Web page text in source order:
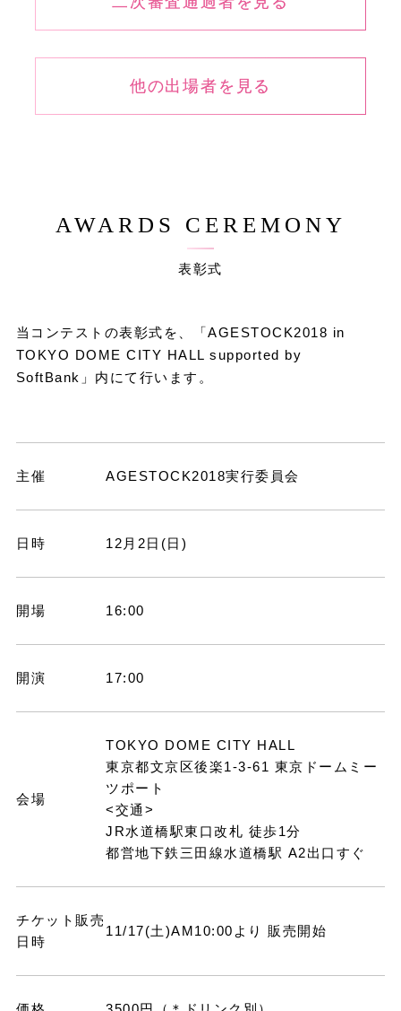
他の出場者を見る
AWARDS CEREMONY
表彰式
当コンテストの表彰式を、「AGESTOCK2018 in
TOKYO DOME CITY HALL supported by
SoftBank」内にて行います。
主催 AGESTOCK2018実行委員会
日時 12月2日(日)
開場 16:00
開演 17:00
会場
TOKYO DOME CITY HALL
東京都文京区後楽1-3-61 東京ドームミー
ツポート
<交通>
JR水道橋駅東口改札 徒歩1分
都営地下鉄三田線水道橋駅 A2出口すぐ
チケット販売
日時
11/17(土)AM10:00より 販売開始